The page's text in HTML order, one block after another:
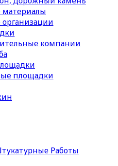
материалы
компании
площадки
Работы